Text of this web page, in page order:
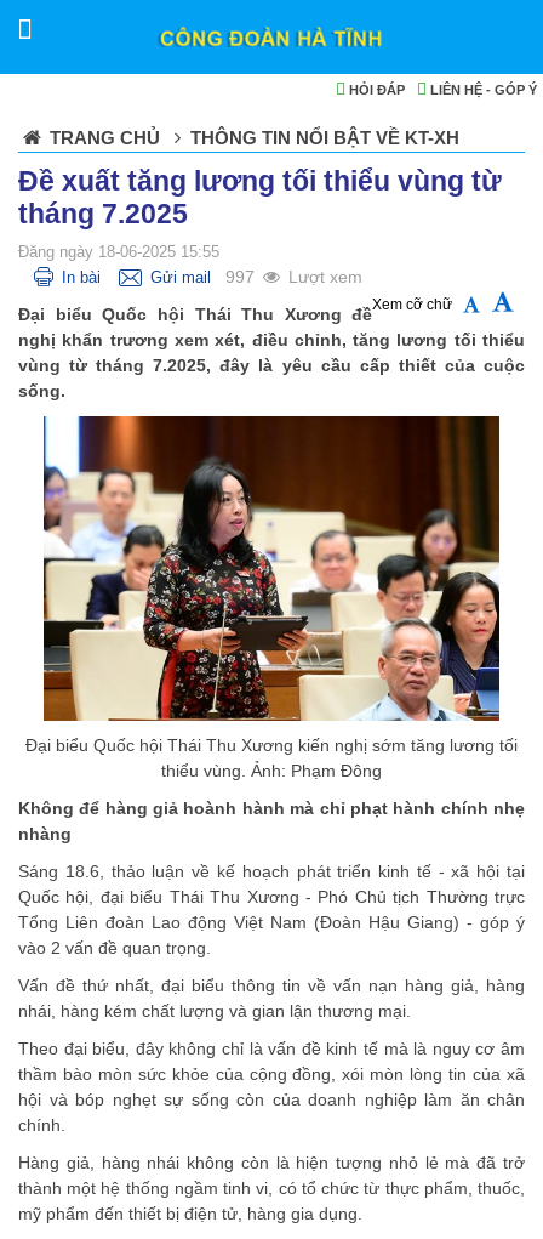
LIÊN HỆ - GÓP Ý
HỎI ĐÁP
TRANG CHỦ THÔNG TIN NỔI BẬT VỀ KT-XH
Đề xuất tăng lương tối thiểu vùng từ
tháng 7.2025
Đăng ngày 18-06-2025 15:55
In bài
Gửi mail 997 Lượt xem
Xem cỡ chữ
Đại biểu Quốc hội Thái Thu Xương đề
nghị khẩn trương xem xét, điều chỉnh, tăng lương tối thiểu
vùng từ tháng 7.2025, đây là yêu cầu cấp thiết của cuộc
sống.
Đại biểu Quốc hội Thái Thu Xương kiến nghị sớm tăng lương tối
thiểu vùng. Ảnh: Phạm Đông
Không để hàng giả hoành hành mà chỉ phạt hành chính nhẹ
nhàng
Sáng 18.6, thảo luận về kế hoạch phát triển kinh tế - xã hội tại
Quốc hội, đại biểu Thái Thu Xương - Phó Chủ tịch Thường trực
Tổng Liên đoàn Lao động Việt Nam (Đoàn Hậu Giang) - góp ý
vào 2 vấn đề quan trọng.
Vấn đề thứ nhất, đại biểu thông tin về vấn nạn hàng giả, hàng
nhái, hàng kém chất lượng và gian lận thương mại.
Theo đại biểu, đây không chỉ là vấn đề kinh tế mà là nguy cơ âm
thầm bào mòn sức khỏe của cộng đồng, xói mòn lòng tin của xã
hội và bóp nghẹt sự sống còn của doanh nghiệp làm ăn chân
chính.
Hàng giả, hàng nhái không còn là hiện tượng nhỏ lẻ mà đã trở
thành một hệ thống ngầm tinh vi, có tổ chức từ thực phẩm, thuốc,
mỹ phẩm đến thiết bị điện tử, hàng gia dụng.